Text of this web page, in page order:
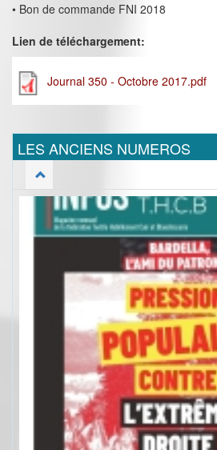
• Bon de commande FNI 2018
Lien de téléchargement:
Journal 350 - Octobre 2017.pdf
LES ANCIENS NUMEROS